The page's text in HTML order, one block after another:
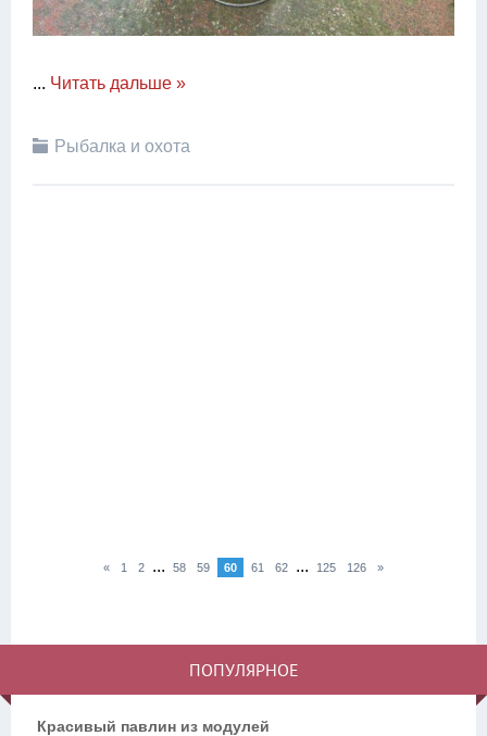
... Читать дальше »
Рыбалка и охота
« 1 2 ... 58 59 60 61 62 ... 125 126 »
ПОПУЛЯРНОЕ
Красивый павлин из модулей